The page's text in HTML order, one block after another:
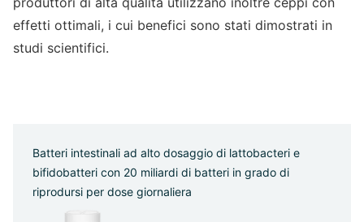
effetti ottimali, i cui benefici sono stati dimostrati in
studi scientifici.
Batteri intestinali ad alto dosaggio di lattobacteri e
bifidobatteri con 20 miliardi di batteri in grado di
riprodursi per dose giornaliera